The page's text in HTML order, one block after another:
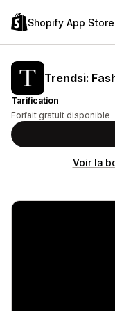
Shopify App Store
Trendsi:
Tarification
Forfait gratuit disponible
Voir la